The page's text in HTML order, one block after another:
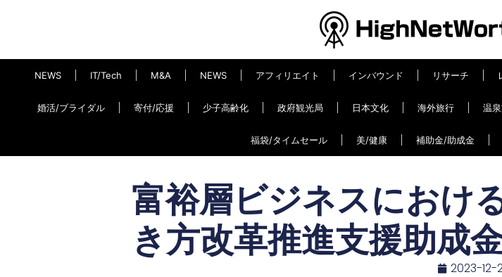
NEWS IT/Tech M&A NEWS アフィリエイト インバウンド リサーチ
婚活/ブライダル 寄付/応援 少子高齢化 政府観光局 日本文化 海外旅行 温
福袋/タイムセール 美/健康 補助金/助成金
富裕層ビジネスにおけ
き方改革推進支援助成
2023-12-